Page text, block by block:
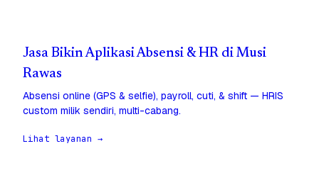
Jasa Bikin Aplikasi Absensi & HR di Musi
Rawas
Absensi online (GPS & selfie), payroll, cuti, & shift — HRIS
custom milik sendiri, multi-cabang.
Lihat layanan →